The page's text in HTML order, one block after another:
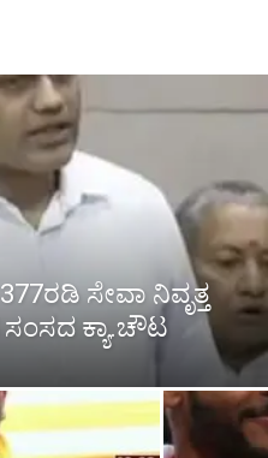
ಸೇವಾ ನಿವೃತ್ತ
ಕ್ಯಾ.ಚೌಟ